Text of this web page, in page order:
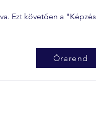
Ezt követően a
Órarend